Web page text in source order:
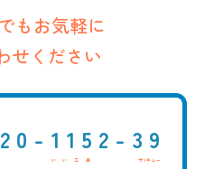
もお気軽に
せください
1152- 39